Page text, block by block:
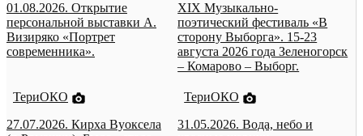
01.08.2026. Открытие
персональной выставки А.
Визиряко «Портрет
современника».
XIX Музыкально-
поэтический фестиваль «В
сторону Выборга». 15-23
августа 2026 года Зеленогорск
– Комарово – Выборг.
ТериОКО
27.07.2026. Кирха Вуоксела
ТериОКО
31.05.2026. Вода, небо и